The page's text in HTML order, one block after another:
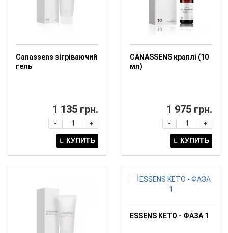
Canassens зігріваючий
гель
1 135 грн.
+
-
CANASSENS краплі (10
мл)
1 975 грн.
+
-
ESSENS KETO - ФАЗА 1